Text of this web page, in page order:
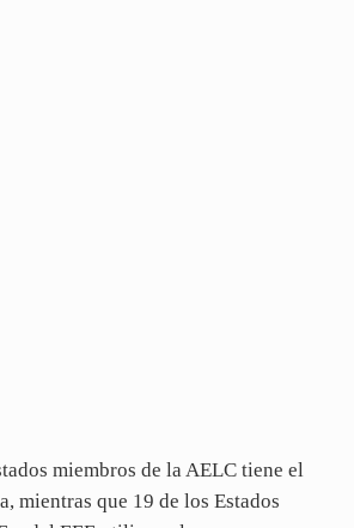
miembros de la AELC tiene el
mientras que 19 de los Estados